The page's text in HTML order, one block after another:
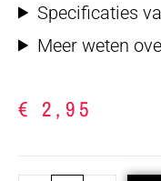
Specificaties
Meer weten
€ 2,95